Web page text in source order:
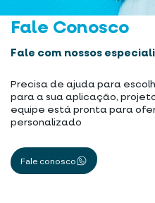
Fale Conosco
Fale com nossos
Precisa de ajuda para
para a sua aplicação,
equipe está pronta para
personalizado
Fale conosco